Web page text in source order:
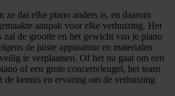
dat elke piano anders is, en daarom
aanpak voor elke verhuizing. Het
de grootte en het gewicht van je piano
de juiste apparatuur en materialen
te verplaatsen. Of het nu gaat om een
of een grote concertvleugel, het team
kennis en ervaring om de verhuizing